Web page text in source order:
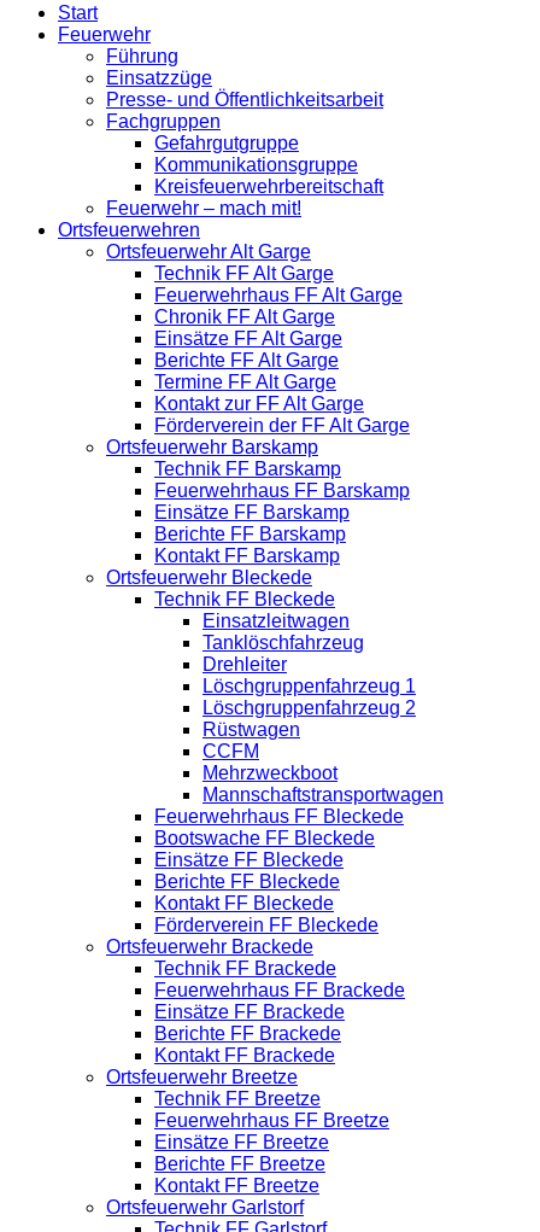
Start
Feuerwehr
Führung
Einsatzzüge
Presse- und Öffentlichkeitsarbeit
Fachgruppen
Gefahrgutgruppe
Kommunikationsgruppe
Kreisfeuerwehrbereitschaft
Feuerwehr – mach mit!
Ortsfeuerwehren
Ortsfeuerwehr Alt Garge
Technik FF Alt Garge
Feuerwehrhaus FF Alt Garge
Chronik FF Alt Garge
Einsätze FF Alt Garge
Berichte FF Alt Garge
Termine FF Alt Garge
Kontakt zur FF Alt Garge
Förderverein der FF Alt Garge
Ortsfeuerwehr Barskamp
Technik FF Barskamp
Feuerwehrhaus FF Barskamp
Einsätze FF Barskamp
Berichte FF Barskamp
Kontakt FF Barskamp
Ortsfeuerwehr Bleckede
Technik FF Bleckede
Einsatzleitwagen
Tanklöschfahrzeug
Drehleiter
Löschgruppenfahrzeug 1
Löschgruppenfahrzeug 2
Rüstwagen
CCFM
Mehrzweckboot
Mannschaftstransportwagen
Feuerwehrhaus FF Bleckede
Bootswache FF Bleckede
Einsätze FF Bleckede
Berichte FF Bleckede
Kontakt FF Bleckede
Förderverein FF Bleckede
Ortsfeuerwehr Brackede
Technik FF Brackede
Feuerwehrhaus FF Brackede
Einsätze FF Brackede
Berichte FF Brackede
Kontakt FF Brackede
Ortsfeuerwehr Breetze
Technik FF Breetze
Feuerwehrhaus FF Breetze
Einsätze FF Breetze
Berichte FF Breetze
Kontakt FF Breetze
Ortsfeuerwehr Garlstorf